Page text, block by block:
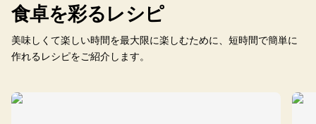
食卓を彩るレシピ
美味しくて楽しい時間を最大限に楽しむために、短時間で簡単に
作れるレシピをご紹介します。